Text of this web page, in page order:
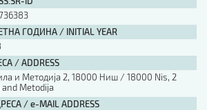
ГОДИНА / INITIAL YEAR
/ ADDRESS
и Методија 2, 18000 Ниш / 18000 Nis, 2
and Metodija
/ e-MAIL ADDRESS